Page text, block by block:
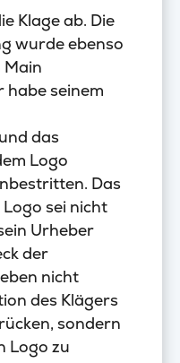
Klage ab. Die
wurde ebenso
Main
habe seinem
das
Logo
Das
sei nicht
Urheber
der
nicht
des Klägers
sondern
Logo zu